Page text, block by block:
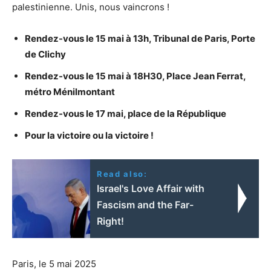
palestinienne. Unis, nous vaincrons !
Rendez-vous le 15 mai à 13h, Tribunal de Paris, Porte
de Clichy
Rendez-vous le 15 mai à 18H30, Place Jean Ferrat,
métro Ménilmontant
Rendez-vous le 17 mai, place de la République
Pour la victoire ou la victoire !
Read also:
Israel's Love Affair with
Fascism and the Far-
Right!
Paris, le 5 mai 2025